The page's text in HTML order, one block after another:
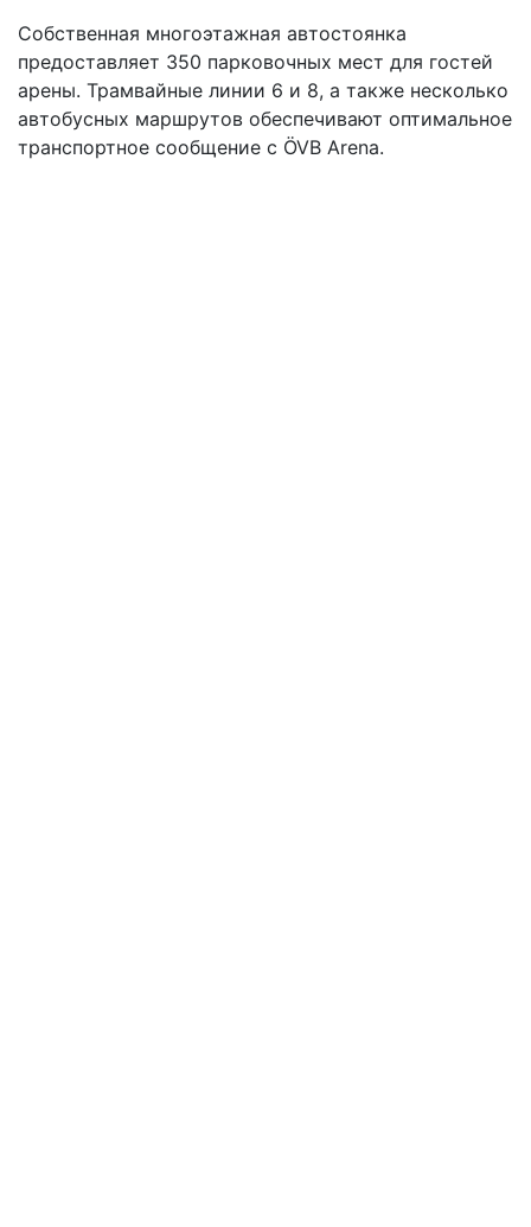
Собственная многоэтажная автостоянка
предоставляет 350 парковочных мест для гостей
арены. Трамвайные линии 6 и 8, а также несколько
автобусных маршрутов обеспечивают оптимальное
транспортное сообщение с ÖVB Arena.